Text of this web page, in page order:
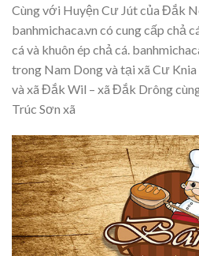
Cùng với Huyện Cư Jút của Đắk
banhmichaca.vn có cung cấp chả
cá và khuôn ép chả cá.
trong Nam Dong và tại xã Cư Knia
và xã Đắk Wil – xã Đắk Drông
Trúc Sơn xã